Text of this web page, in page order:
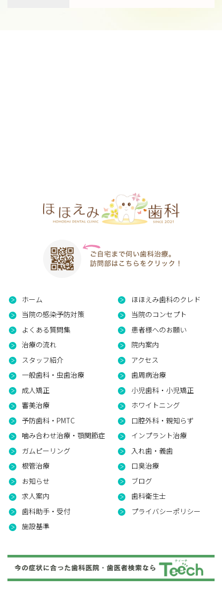
ホーム
ほほえみ歯科のクレド
当院の感染予防対策
当院のコンセプト
よくある質問集
患者様へのお願い
治療の流れ
院内案内
スタッフ紹介
アクセス
一般歯科・虫歯治療
歯周病治療
成人矯正
小児歯科・小児矯正
審美治療
ホワイトニング
予防歯科・PMTC
口腔外科・親知らず
噛み合わせ治療・顎関節症
インプラント治療
ガムピーリング
入れ歯・義歯
根管治療
口臭治療
お知らせ
ブログ
求人案内
歯科衛生士
歯科助手・受付
プライバシーポリシー
施設基準